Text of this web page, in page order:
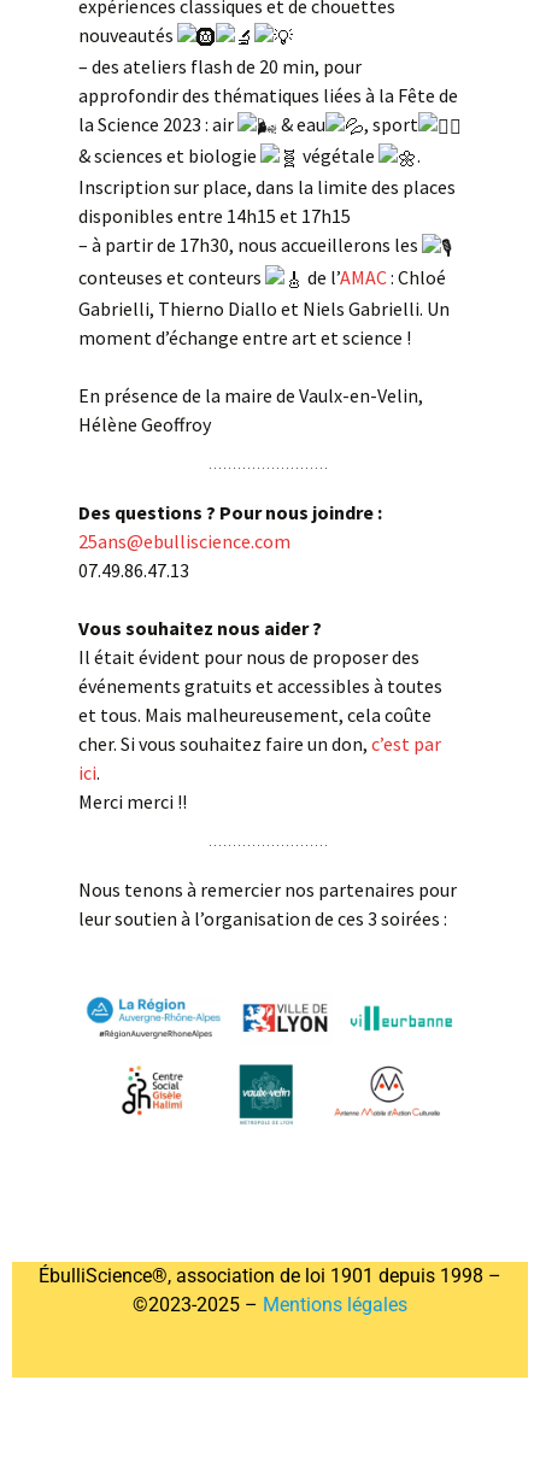
expériences classiques et de chouettes
nouveautés
– des ateliers flash de 20 min, pour
approfondir des thématiques liées à la Fête de
la Science 2023 : air
& eau
, sport
& sciences et biologie
végétale
.
Inscription sur place, dans la limite des places
disponibles entre 14h15 et 17h15
– à partir de 17h30, nous accueillerons les
conteuses et conteurs
de l’AMAC: Chloé
Gabrielli, Thierno Diallo et Niels Gabrielli. Un
moment d’échange entre art et science !
En présence de la maire de Vaulx-en-Velin,
Hélène Geoffroy
Des questions ? Pour nous joindre :
25ans@ebulliscience.com
07.49.86.47.13
Vous souhaitez nous aider ?
Il était évident pour nous de proposer des
événements gratuits et accessibles à toutes
et tous. Mais malheureusement, cela coûte
cher. Si vous souhaitez faire un don, c’est par
ici.
Merci merci !!
Nous tenons à remercier nos partenaires pour
leur soutien à l’organisation de ces 3 soirées :
ÉbulliScience®, association de loi 1901 depuis 1998 –
©2023-2025 – Mentions légales